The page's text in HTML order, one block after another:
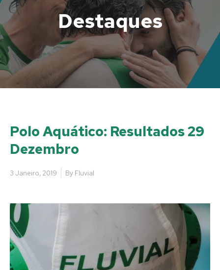
Destaques
Polo Aquático: Resultados 29
Dezembro
3 Janeiro, 2019 By Fluvial